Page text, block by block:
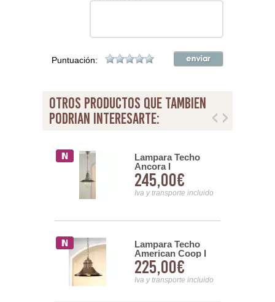
Puntuación:
otros productos que tambien
podrian interesarte:
Lampara Techo
Ancora I
245,00€
Iva y transporte incluido
Lampara Techo
American Coop I
225,00€
Iva y transporte incluido